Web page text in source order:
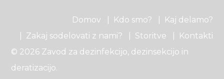
Domov Kdo smo?
Kaj delamo?
Zakaj sodelovati z nami?
Storitve
Kontakti
© 2026 Zavod za dezinfekcijo, dezinsekcijo in
deratizacijo.